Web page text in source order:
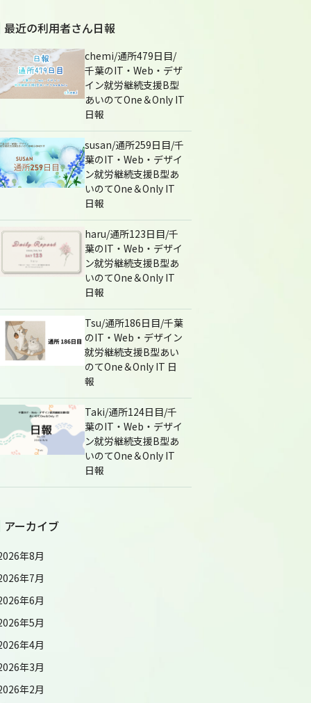
最近の利用者さん日報
chemi/通所479日目/
千葉のIT・Web・デザ
イン就労継続支援B型
あいのてOne＆Only IT
日報
susan/通所259日目/千
葉のIT・Web・デザイ
ン就労継続支援B型あ
いのてOne＆Only IT
日報
haru/通所123日目/千
葉のIT・Web・デザイ
ン就労継続支援B型あ
いのてOne＆Only IT
日報
Tsu/通所186日目/千葉
のIT・Web・デザイン
就労継続支援B型あい
のてOne＆Only IT 日
報
Taki/通所124日目/千
葉のIT・Web・デザイ
ン就労継続支援B型あ
いのてOne＆Only IT
日報
アーカイブ
年8月
年7月
年6月
年5月
年4月
年3月
年2月